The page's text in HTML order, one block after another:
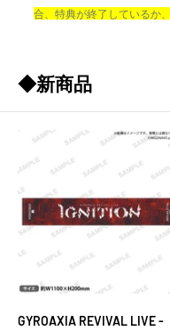
合、特典が終了しているか
◆新商品
GYROAXIA REVIVAL LIVE -